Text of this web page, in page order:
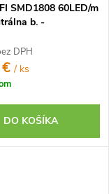
SMD1808 60LED/m
b. -
DPH
€/ ks
DO KOŠÍKA